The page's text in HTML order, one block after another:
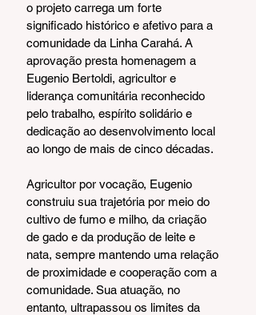
o projeto carrega um forte
significado histórico e afetivo para a
comunidade da Linha Carahá. A
aprovação presta homenagem a
Eugenio Bertoldi, agricultor e
liderança comunitária reconhecido
pelo trabalho, espírito solidário e
dedicação ao desenvolvimento local
ao longo de mais de cinco décadas.
Agricultor por vocação, Eugenio
construiu sua trajetória por meio do
cultivo de fumo e milho, da criação
de gado e da produção de leite e
nata, sempre mantendo uma relação
de proximidade e cooperação com a
comunidade. Sua atuação, no
entanto, ultrapassou os limites da